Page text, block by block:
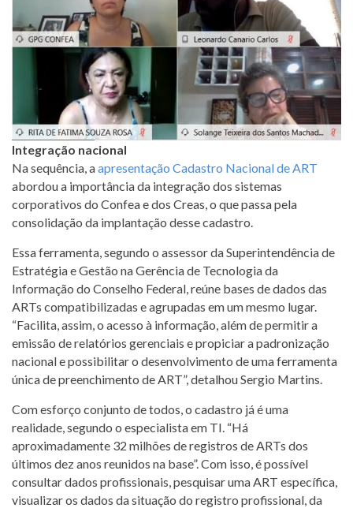
Integração nacional
Na sequência, aapresentação Cadastro Nacional de ART
abordou a importância da integração dos sistemas
corporativos do Confea e dos Creas, o que passa pela
consolidação da implantação desse cadastro.
Essa ferramenta, segundo o assessor da Superintendência de
Estratégia e Gestão na Gerência de Tecnologia da
Informação do Conselho Federal, reúne bases de dados das
ARTs compatibilizadas e agrupadas em um mesmo lugar.
“Facilita, assim, o acesso à informação, além de permitir a
emissão de relatórios gerenciais e propiciar a padronização
nacional e possibilitar o desenvolvimento de uma ferramenta
única de preenchimento de ART”, detalhou Sergio Martins.
Com esforço conjunto de todos, o cadastro já é uma
realidade, segundo o especialista em TI. “Há
aproximadamente 32 milhões de registros de ARTs dos
últimos dez anos reunidos na base”. Com isso, é possível
consultar dados profissionais, pesquisar uma ART específica,
visualizar os dados da situação do registro profissional, da